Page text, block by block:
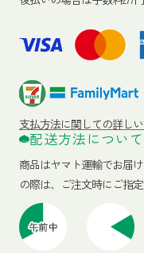
支払方法に関しての詳し
配送方法について
商品はヤマト運輸でお届け
の際は、ご注文時にご指定